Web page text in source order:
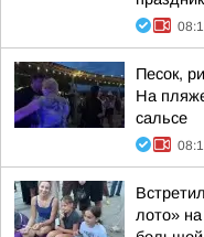
Песок,
На
сальсе
лото»